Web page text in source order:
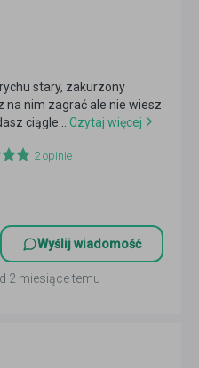
stary, zakurzony
na nim zagrać ale nie wiesz
ciągle...
Czytaj więcej
2opinie
Wyślij wiadomość
2 miesiące temu